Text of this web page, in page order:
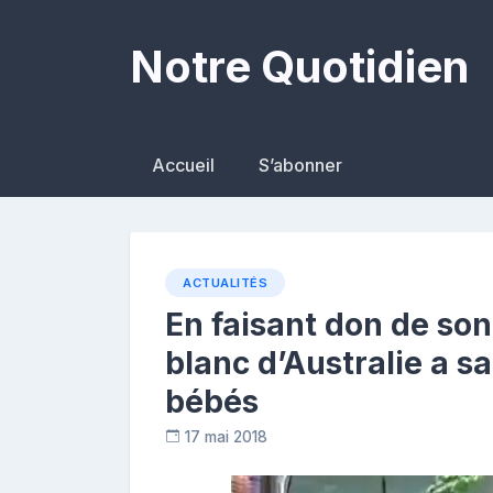
Notre Quotidien
Accueil S’abonner
ACTUALITÉS
En faisant don de
blanc d’Australie a
bébés
17 mai 2018
e